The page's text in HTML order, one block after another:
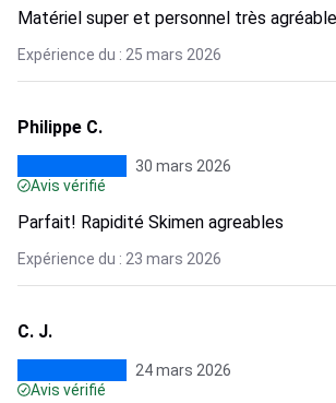
Matériel super et personnel très
Expérience du : 25 mars 2026
Philippe C.
30 mars 2026
Avis vérifié
Parfait! Rapidité Skimen agreables
Expérience du : 23 mars 2026
C. J.
24 mars 2026
Avis vérifié